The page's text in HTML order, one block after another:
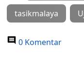
tasikmalaya
0 Komentar